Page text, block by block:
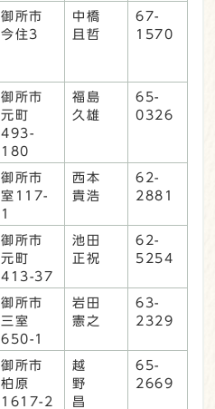
御所市
今住3
中橋
且哲
67-
1570
御所市
元町
493-
180
福島
久雄
65-
0326
御所市
室117-
1
西本
貴浩
62-
2881
御所市
元町
413-37
池田
正祝
62-
5254
御所市
三室
650-1
岩田
憲之
63-
2329
御所市
柏原
1617-2
越
野
昌
65-
2669